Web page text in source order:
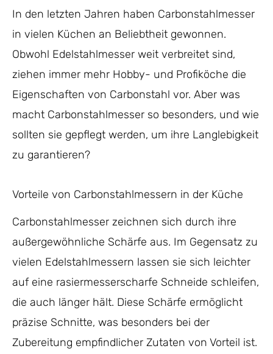
In den letzten Jahren haben Carbonstahlmesser
in vielen Küchen an Beliebtheit gewonnen.
Obwohl Edelstahlmesser weit verbreitet sind,
ziehen immer mehr Hobby- und Profiköche die
Eigenschaften von Carbonstahl vor. Aber was
macht Carbonstahlmesser so besonders, und wie
sollten sie gepflegt werden, um ihre Langlebigkeit
zu garantieren?
Vorteile von Carbonstahlmessern in der Küche
Carbonstahlmesser zeichnen sich durch ihre
außergewöhnliche Schärfe aus. Im Gegensatz zu
vielen Edelstahlmessern lassen sie sich leichter
auf eine rasiermesserscharfe Schneide schleifen,
die auch länger hält. Diese Schärfe ermöglicht
präzise Schnitte, was besonders bei der
Zubereitung empfindlicher Zutaten von Vorteil ist.